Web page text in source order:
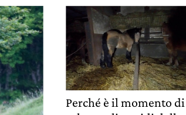
Perché è il momento di